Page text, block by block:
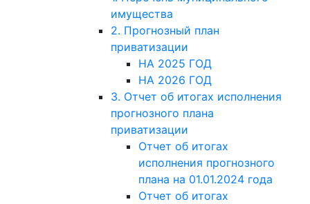
имущества
2. Прогнозный план
приватизации
НА 2025 ГОД
НА 2026 ГОД
3. Отчет об итогах исполнения
прогнозного плана
приватизации
Отчет об итогах
исполнения прогнозного
плана на 01.01.2024 года
Отчет об итогах